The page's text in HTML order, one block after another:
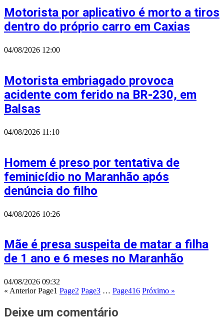
Motorista por aplicativo é morto a tiros
dentro do próprio carro em Caxias
04/08/2026 12:00
Motorista embriagado provoca
acidente com ferido na BR-230, em
Balsas
04/08/2026 11:10
Homem é preso por tentativa de
feminicídio no Maranhão após
denúncia do filho
04/08/2026 10:26
Mãe é presa suspeita de matar a filha
de 1 ano e 6 meses no Maranhão
04/08/2026 09:32
« Anterior Page1 Page2 Page3 … Page416 Próximo »
Deixe um comentário